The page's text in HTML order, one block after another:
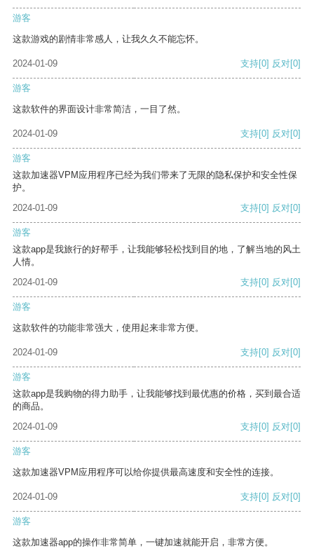
游客
这款游戏的剧情非常感人，让我久久不能忘怀。
2024-01-09 支持[0] 反对[0]
游客
这款软件的界面设计非常简洁，一目了然。
2024-01-09 支持[0] 反对[0]
游客
这款加速器VPM应用程序已经为我们带来了无限的隐私保护和安全性保
护。
2024-01-09
支持[0] 反对[0]
游客
这款app是我旅行的好帮手，让我能够轻松找到目的地，了解当地的风土
人情。
2024-01-09
支持[0] 反对[0]
游客
这款软件的功能非常强大，使用起来非常方便。
2024-01-09 支持[0] 反对[0]
游客
这款app是我购物的得力助手，让我能够找到最优惠的价格，买到最合适
的商品。
2024-01-09
支持[0] 反对[0]
游客
这款加速器VPM应用程序可以给你提供最高速度和安全性的连接。
2024-01-09 支持[0] 反对[0]
游客
这款加速器app的操作非常简单，一键加速就能开启，非常方便。